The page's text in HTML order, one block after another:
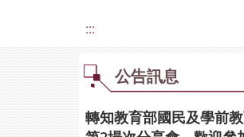
:::
公告訊息
轉知教育部國民及學前